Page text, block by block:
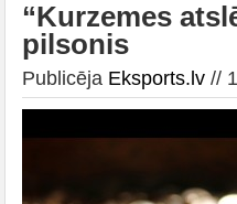
“Kurzemes
pilsonis
Publicēja Eksports.lv //